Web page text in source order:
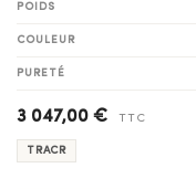
POIDS
COULEUR
PURETÉ
3 047,00 € TTC
TRACR